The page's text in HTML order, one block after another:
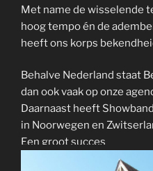
Met name de wisselende
hoog tempo én de
heeft ons korps
Behalve Nederland staat
dan ook vaak op onze
Daarnaast heeft
in Noorwegen en
Een groot succes